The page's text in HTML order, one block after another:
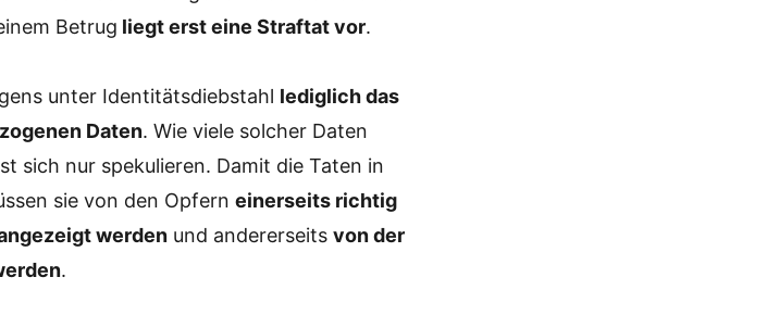
Betrug liegt erst eine Straftat vor.
unter Identitätsdiebstahl lediglich das
Daten. Wie viele solcher Daten
sich nur spekulieren. Damit die Taten in
sie von den Opferneinerseits richtig
werden und andererseitsvon der
.